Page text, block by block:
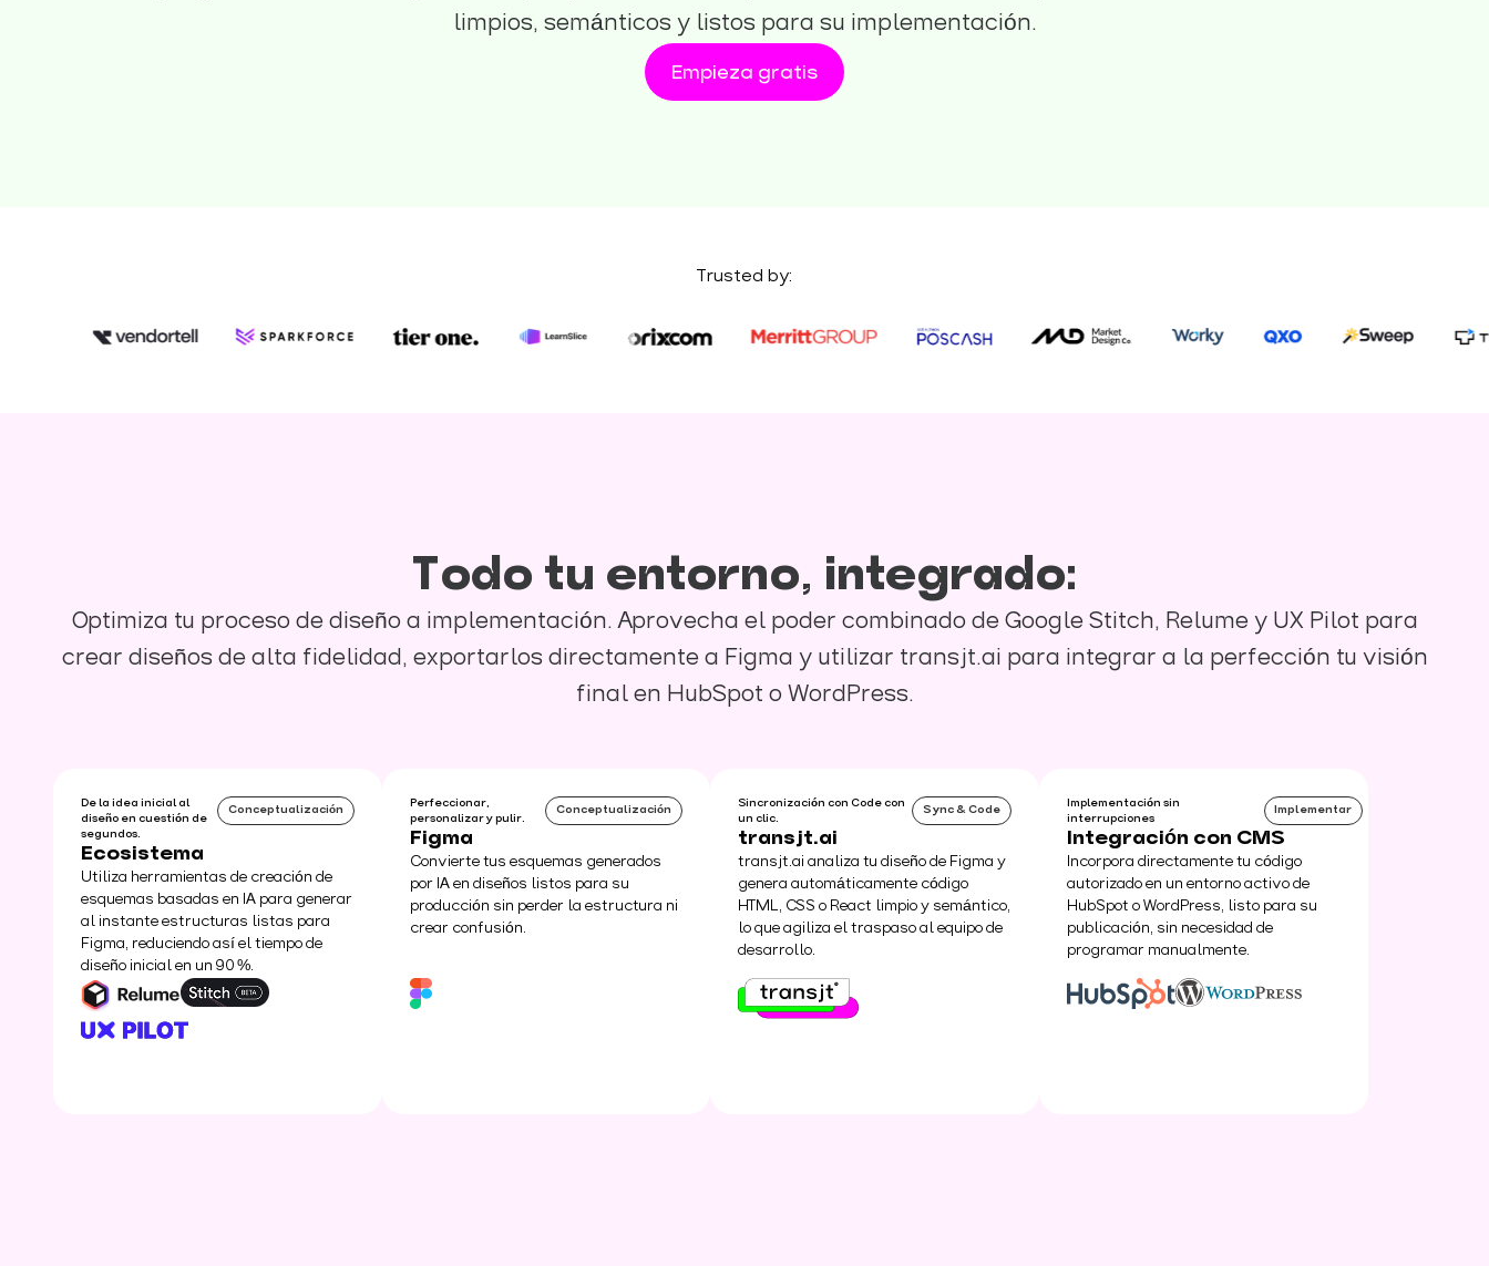
limpios, semánticos y listos para su implementación.
Empieza gratis
Trusted by:
Todo tu entorno, integrado:
Optimiza tu proceso de diseño a implementación. Aprovecha el poder combinado de Google Stitch, Relume y UX Pilot para
crear diseños de alta fidelidad, exportarlos directamente a Figma y utilizar transjt.ai para integrar a la perfección tu visión
final en HubSpot o WordPress.
De la idea inicial al
diseño en cuestión de
segundos.
Ecosistema
Conceptualización
Utiliza herramientas de creación de
esquemas basadas en IA para generar
al instante estructuras listas para
Figma, reduciendo así el tiempo de
diseño inicial en un 90 %.
Perfeccionar,
personalizar y pulir.
Figma
Conceptualización
Convierte tus esquemas generados
por IA en diseños listos para su
producción sin perder la estructura ni
crear confusión.
Sincronización con Code con
un clic.
transjt.ai
Sync & Code
transjt.ai analiza tu diseño de Figma y
genera automáticamente código
HTML, CSS o React limpio y semántico,
lo que agiliza el traspaso al equipo de
desarrollo.
Implementación sin
interrupciones
Integración con CMS
Implementar
Incorpora directamente tu código
autorizado en un entorno activo de
HubSpot o WordPress, listo para su
publicación, sin necesidad de
programar manualmente.